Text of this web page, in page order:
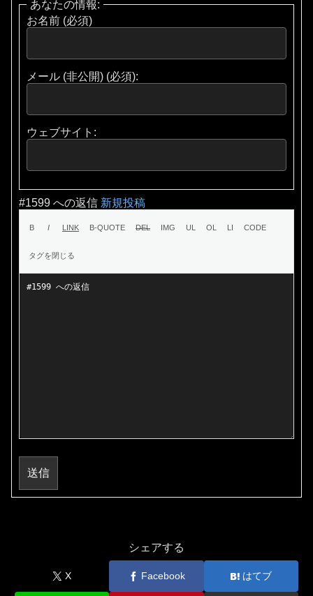
あなたの情報:
お名前 (必須)
メール (非公開) (必須):
ウェブサイト:
#1599 への返信 新規投稿
送信
シェアする
X Facebook はてブ